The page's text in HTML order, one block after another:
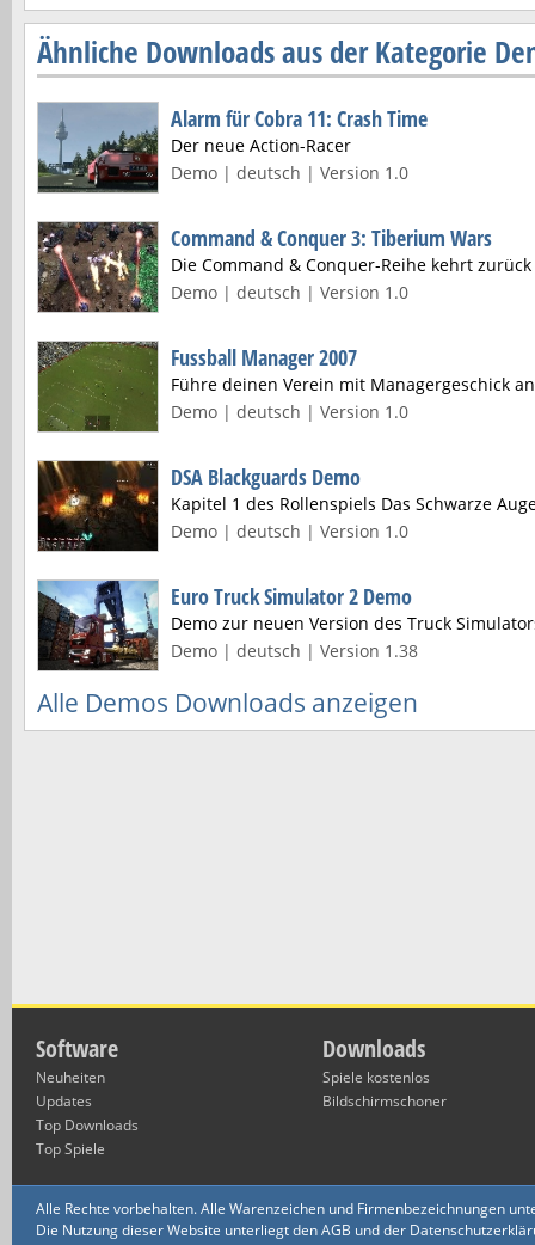
Ähnliche Downloads aus der Kategorie
Alarm für Cobra 11: Crash Time
Der neue Action-Racer
Demo | deutsch | Version 1.0
Command & Conquer 3: Tiberium Wars
Die Command & Conquer-Reihe kehrt zurück
Demo | deutsch | Version 1.0
Fussball Manager 2007
Führe deinen Verein mit Managergeschick
Demo | deutsch | Version 1.0
DSA Blackguards Demo
Kapitel 1 des Rollenspiels Das Schwarze
Demo | deutsch | Version 1.0
Euro Truck Simulator 2 Demo
Demo zur neuen Version des Truck
Demo | deutsch | Version 1.38
Alle Demos Downloads anzeigen
Software
Neuheiten
Updates
Top Downloads
Top Spiele
Downloads
Spiele kostenlos
Bildschirmschoner
Alle Rechte vorbehalten. Alle Warenzeichen und Firmenbezeichnungen
Die Nutzung dieser Website unterliegt den AGB und der